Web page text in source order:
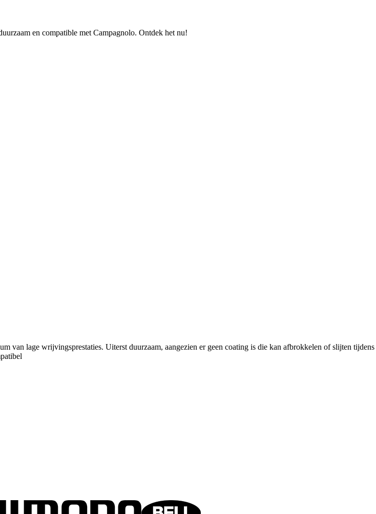
en compatible met Campagnolo. Ontdek het nu!
van lage wrijvingsprestaties. Uiterst duurzaam, aangezien er geen coating is die kan afbrokkelen of slijten tijdens